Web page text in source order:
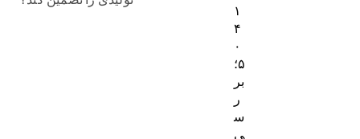
۱
۴
۰
۵؛
بر
ر
س
ی